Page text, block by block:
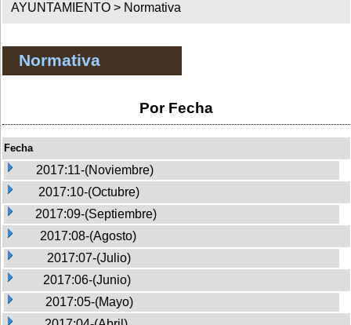
AYUNTAMIENTO > Normativa
Normativa
Por Fecha
Fecha
2017:11-(Noviembre)
2017:10-(Octubre)
2017:09-(Septiembre)
2017:08-(Agosto)
2017:07-(Julio)
2017:06-(Junio)
2017:05-(Mayo)